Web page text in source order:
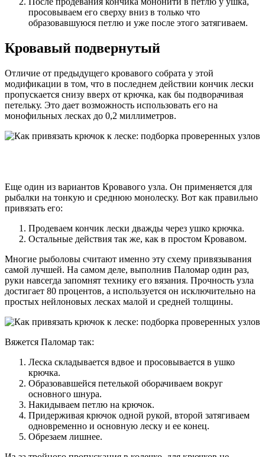
просовываем его сверху вниз в только что
образовавшуюся петлю и уже после этого затягиваем.
Кровавый подвернутый
Отличие от предыдущего кровавого собрата у этой
модификации в том, что в последнем действии кончик лески
пропускается снизу вверх от крючка, как бы подворачивая
петельку. Это дает возможность использовать его на
монофильных лесках до 0,2 миллиметров.
Еще один из вариантов Кровавого узла. Он применяется для
рыбалки на тонкую и среднюю монолеску. Вот как правильно
привязать его:
Продеваем кончик лески дважды через ушко крючка.
Остальные действия так же, как в простом Кровавом.
Многие рыболовы считают именно эту схему привязывания
самой лучшей. На самом деле, выполнив Паломар один раз,
руки навсегда запомнят технику его вязания. Прочность узла
достигает 80 процентов, а используется он исключительно на
простых нейлоновых лесках малой и средней толщины.
Вяжется Паломар так:
Леска складывается вдвое и просовывается в ушко
крючка.
Образовавшейся петелькой оборачиваем вокруг
основного шнура.
Накидываем петлю на крючок.
Придерживая крючок одной рукой, второй затягиваем
одновременно и основную леску и ее конец.
Обрезаем лишнее.